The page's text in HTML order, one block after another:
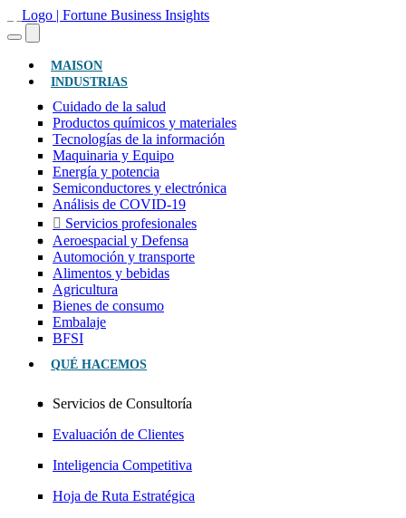
MAISON(ACTUAL)
INDUSTRIAS
Cuidado de la salud
Productos químicos y materiales
Tecnologías de la información
Maquinaria y Equipo
Energía y potencia
Semiconductores y electrónica
Análisis de COVID-19
Servicios profesionales
Aeroespacial y Defensa
Automoción y transporte
Alimentos y bebidas
Agricultura
Bienes de consumo
Embalaje
BFSI
QUÉ HACEMOS
Servicios de Consultoría
Evaluación de Clientes
Inteligencia Competitiva
Hoja de Ruta Estratégica